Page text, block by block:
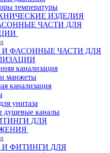
температуры
ИЗДЕЛИЯ
ЧАСТИ ДЛЯ
И ФАСОННЫЕ ЧАСТИ ДЛЯ
канализация
манжеты
канализация
унитаза
душевые каналы
ДЛЯ
И ФИТИНГИ ДЛЯ